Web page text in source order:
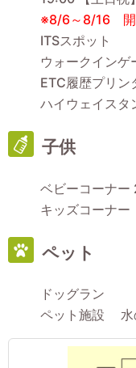
※8/6～8/16
ITSスポット
ウォークイン
ETC履歴プリ
ハイウェイスタ
子供
ベビーコーナー
キッズコーナー
ペット
ドッグラン
ペット施設 水